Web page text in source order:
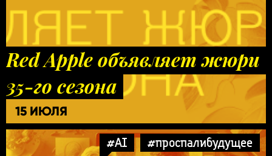
Red Apple объявляет жюри
35-го сезона
15 ИЮЛЯ
#AI
#проспалибудущее